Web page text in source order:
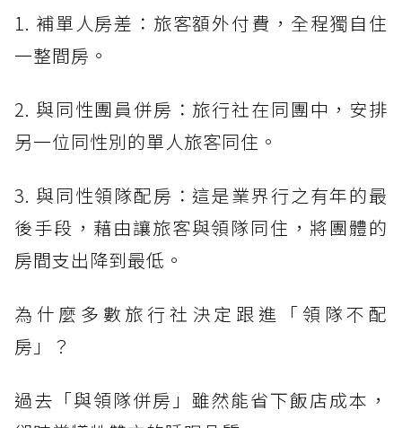
1. 補單人房差：旅客額外付費，全程獨自住
一整間房。
2. 與同性團員併房：旅行社在同團中，安排
另一位同性別的單人旅客同住。
3. 與同性領隊配房：這是業界行之有年的最
後手段，藉由讓旅客與領隊同住，將團體的
房間支出降到最低。
為什麼多數旅行社決定跟進「領隊不配
房」？
過去「與領隊併房」雖然能省下飯店成本，